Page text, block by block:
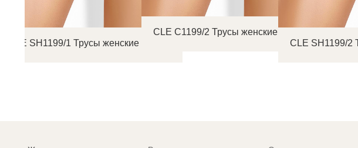
CLE SH1199/1 Трусы женские шорты
CLE C1199/2 Трусы женские слипы
CLE SH1199/2